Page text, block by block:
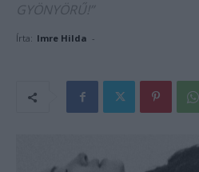
GYÖNYÖRŰ!”
Írta: Imre Hilda -